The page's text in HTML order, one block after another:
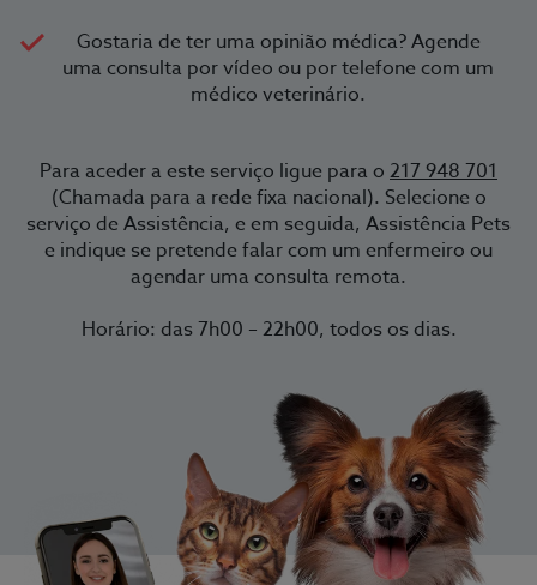
Gostaria de ter uma opinião médica? Agende
uma consulta por vídeo ou por telefone com um
médico veterinário.
Para aceder a este serviço ligue para o 217 948 701
(Chamada para a rede fixa nacional). Selecione o
serviço de Assistência, e em seguida, Assistência Pets
e indique se pretende falar com um enfermeiro ou
agendar uma consulta remota.
Horário: das 7h00 – 22h00, todos os dias.